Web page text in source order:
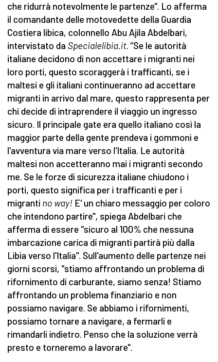
che ridurrà notevolmente le partenze". Lo afferma
il comandante delle motovedette della Guardia
Costiera libica, colonnello Abu Ajila Abdelbari,
intervistato da Specialelibia.it. “Se le autorità
italiane decidono di non accettare i migranti nei
loro porti, questo scoraggerà i trafficanti, se i
maltesi e gli italiani continueranno ad accettare
migranti in arrivo dal mare, questo rappresenta per
chi decide di intraprendere il viaggio un ingresso
sicuro. Il principale gate era quello italiano così la
maggior parte della gente prendeva i gommoni e
l'avventura via mare verso l'Italia. Le autorità
maltesi non accetteranno mai i migranti secondo
me. Se le forze di sicurezza italiane chiudono i
porti, questo significa per i trafficanti e per i
migranti no way! E' un chiaro messaggio per coloro
che intendono partire", spiega Abdelbari che
afferma di essere "sicuro al 100% che nessuna
imbarcazione carica di migranti partirà più dalla
Libia verso l'Italia". Sull'aumento delle partenze nei
giorni scorsi, "stiamo affrontando un problema di
rifornimento di carburante, siamo senza! Stiamo
affrontando un problema finanziario e non
possiamo navigare. Se abbiamo i rifornimenti,
possiamo tornare a navigare, a fermarli e
rimandarli indietro. Penso che la soluzione verrà
presto e torneremo a lavorare".